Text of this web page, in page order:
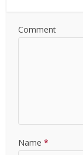
Comment
Name *